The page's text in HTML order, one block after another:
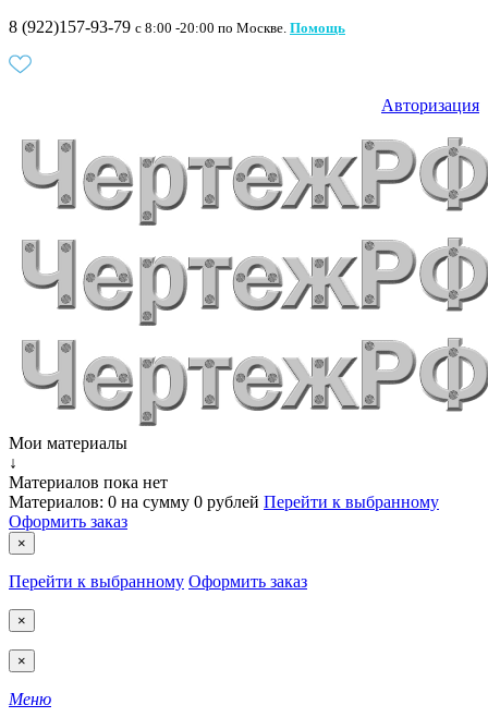
8 (922)157-93-79 c 8:00 -20:00 по Москве. Помощь
Авторизация
Мои материалы
↓
Материалов пока нет
Материалов: 0 на сумму 0 рублей Перейти к выбранному
Оформить заказ
×
Перейти к выбранному Оформить заказ
×
×
Меню